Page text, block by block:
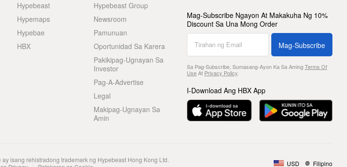
Hypebeast
Hypemaps
Hypebae
HBX
Hypebeast Group
Newsroom
Pamunuan
Oportunidad Sa Karera
Pakikipag-Ugnayan Sa
Investor
Pag-A-Advertise
Legal
Makipag-Ugnayan Sa
Amin
Mag-Subscribe Ngayon At Makakuha Ng 10%
Discount Sa Una Mong Order
Mag-Subscribe
Sa Pag-Subscribe, Sumasang-Ayon Ka Sa AmingTerms Of
UseAt Privacy Policy.
I-Download Ang HBX App
isang rehistradong trademark ng Hypebeast Hong Kong Ltd.
USD Filipino